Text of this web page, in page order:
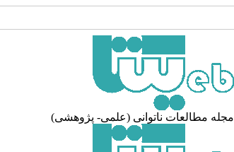
مجله مطالعات ناتوانی (علمی- پژوهشی)